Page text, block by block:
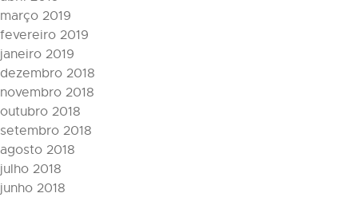
março 2019
fevereiro 2019
janeiro 2019
dezembro 2018
novembro 2018
outubro 2018
setembro 2018
agosto 2018
julho 2018
junho 2018